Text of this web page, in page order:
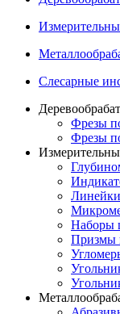
Слесарные
Фрезы
Фрезы
Линейки
Наборы
Призмы